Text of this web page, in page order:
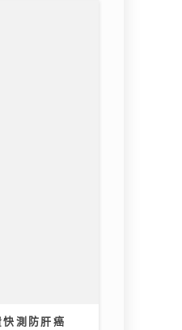
測防肝癌